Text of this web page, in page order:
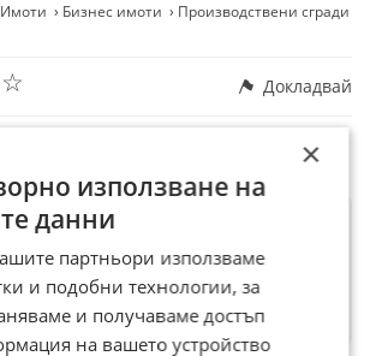
Имоти Бизнес имоти Производствени сгради
☆ Докладвай
също ×
използване на
данни
партньори използваме
и подобни технологии, за
и получаваме достъп
на вашето устройство